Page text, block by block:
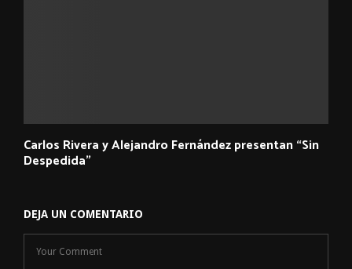
Carlos Rivera y Alejandro Fernández presentan “Sin
Despedida”
DEJA UN COMENTARIO